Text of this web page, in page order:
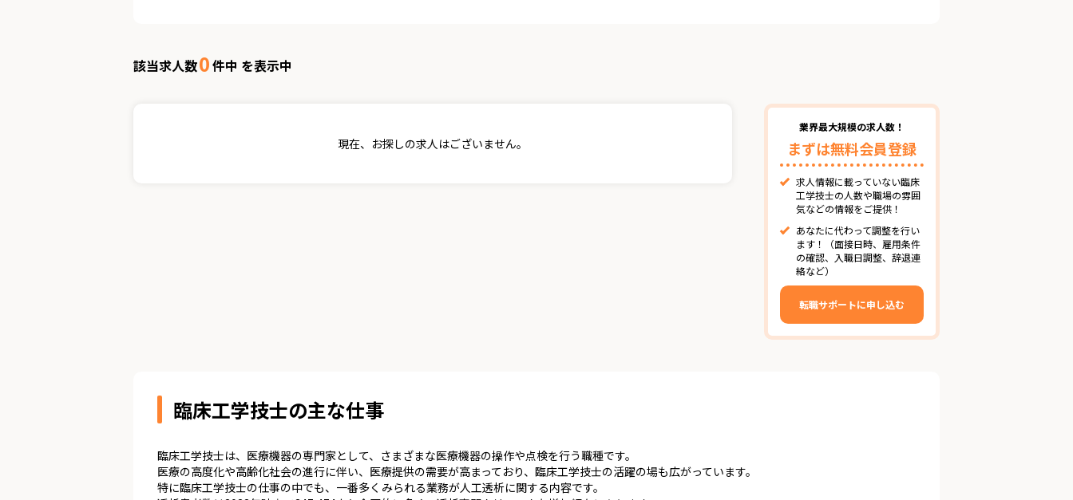
該当求人数0件中 を表示中
現在、お探しの求人はございません。
業界最大規模の求人数！
まずは無料会員登録
求人情報に載っていない臨床
工学技士の人数や職場の雰囲
気などの情報をご提供！
あなたに代わって調整を行い
ます！（面接日時、雇用条件
の確認、入職日調整、辞退連
絡など）
転職サポートに申し込む
臨床工学技士の主な仕事
臨床工学技士は、医療機器の専門家として、さまざまな医療機器の操作や点検を行う職種です。
医療の高度化や高齢化社会の進行に伴い、医療提供の需要が高まっており、臨床工学技士の活躍の場も広がっています。
特に臨床工学技士の仕事の中でも、一番多くみられる業務が人工透析に関する内容です。